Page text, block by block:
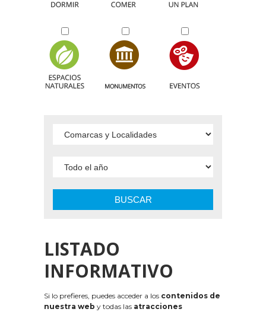
BUSCAR
LISTADO
INFORMATIVO
Si lo prefieres, puedes acceder a los contenidos de
nuestra web y todas las atracciones